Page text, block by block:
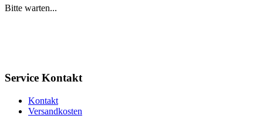
Bitte warten...
Service Kontakt
Kontakt
Versandkosten